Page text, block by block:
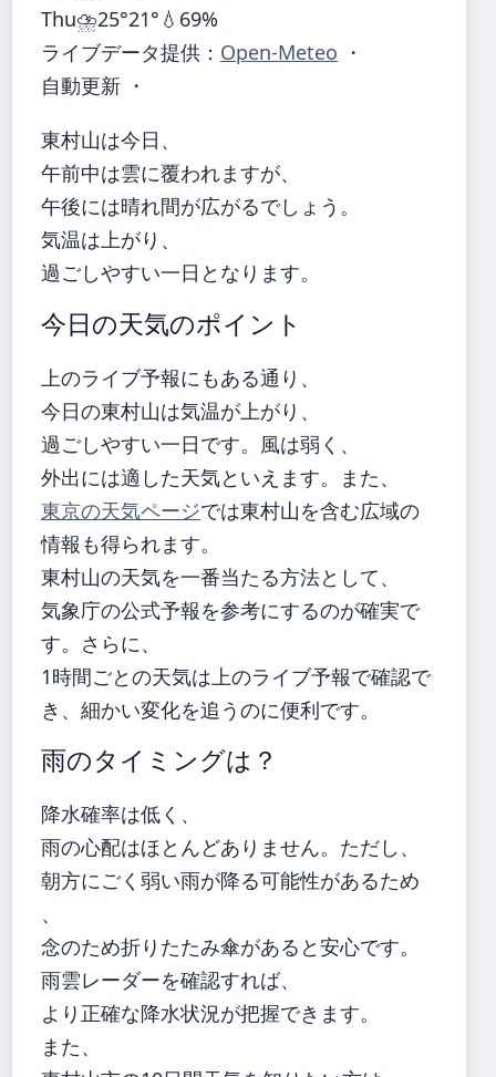
Thu⛈️25°21° 💧69%
ライブデータ提供： Open-Meteo ・
自動更新 ・
東村山は今日、
午前中は雲に覆われますが、
午後には晴れ間が広がるでしょう。
気温は上がり、
過ごしやすい一日となります。
今日の天気のポイント
上のライブ予報にもある通り、
今日の東村山は気温が上がり、
過ごしやすい一日です。風は弱く、
外出には適した天気といえます。また、
東京の天気ページでは東村山を含む広域の
情報も得られます。
東村山の天気を一番当たる方法として、
気象庁の公式予報を参考にするのが確実で
す。さらに、
1時間ごとの天気は上のライブ予報で確認で
き、細かい変化を追うのに便利です。
雨のタイミングは？
降水確率は低く、
雨の心配はほとんどありません。ただし、
朝方にごく弱い雨が降る可能性があるため
、
念のため折りたたみ傘があると安心です。
雨雲レーダーを確認すれば、
より正確な降水状況が把握できます。
また、